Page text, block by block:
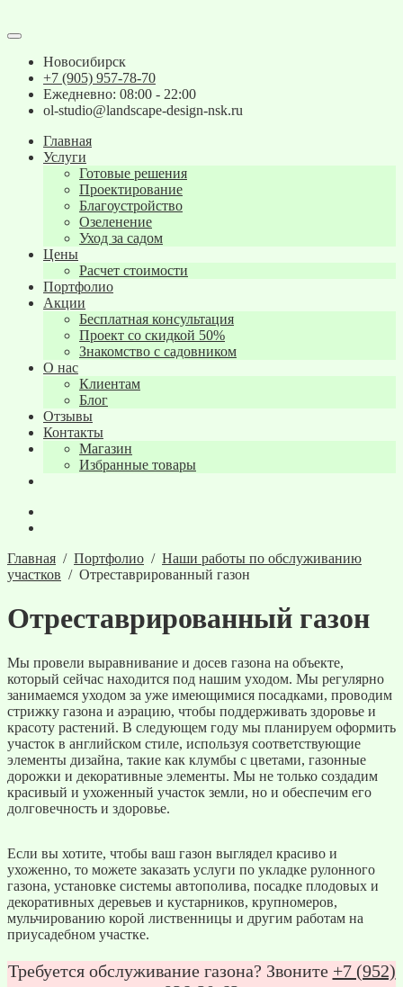
Новосибирск
+7 (905) 957-78-70
Ежедневно: 08:00 - 22:00
ol-studio@landscape-design-nsk.ru
Главная
Услуги
Готовые решения
Проектирование
Благоустройство
Озеленение
Уход за садом
Цены
Расчет стоимости
Портфолио
Акции
Бесплатная консультация
Проект со скидкой 50%
Знакомство с садовником
О нас
Клиентам
Блог
Отзывы
Контакты
Магазин
Избранные товары
Главная / Портфолио / Наши работы по обслуживанию
участков / Отреставрированный газон
Отреставрированный газон
Мы провели выравнивание и досев газона на объекте,
который сейчас находится под нашим уходом. Мы регулярно
занимаемся уходом за уже имеющимися посадками, проводим
стрижку газона и аэрацию, чтобы поддерживать здоровье и
красоту растений. В следующем году мы планируем оформить
участок в английском стиле, используя соответствующие
элементы дизайна, такие как клумбы с цветами, газонные
дорожки и декоративные элементы. Мы не только создадим
красивый и ухоженный участок земли, но и обеспечим его
долговечность и здоровье.
Если вы хотите, чтобы ваш газон выглядел красиво и
ухоженно, то можете заказать услуги по укладке рулонного
газона, установке системы автополива, посадке плодовых и
декоративных деревьев и кустарников, крупномеров,
мульчированию корой лиственницы и другим работам на
приусадебном участке.
Требуется обслуживание газона? Звоните +7 (952)